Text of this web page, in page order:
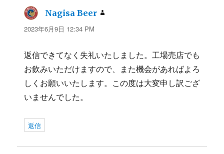
Nagisa Beer
2023年6月9日 12:34 PM
返信できてなく失礼いたしました。工場売店でも
お飲みいただけますので、また機会があればよろ
しくお願いいたします。この度は大変申し訳ござ
いませんでした。
返信